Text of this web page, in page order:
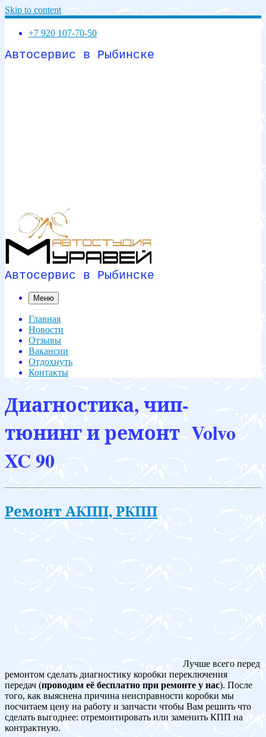
Skip to content
+7 920 107-70-50
Автосервис в Рыбинске
Автосервис в Рыбинске
Меню
Главная
Новости
Отзывы
Вакансии
Отдохнуть
Контакты
Диагностика, чип-
тюнинг и ремонт Volvo
XC 90
Ремонт АКПП, РКПП
Лучше всего перед
ремонтом сделать диагностику коробки переключения
передач (проводим её бесплатно при ремонте у нас). После
того, как выяснена причина неисправности коробки мы
посчитаем цену на работу и запчасти чтобы Вам решить что
сделать выгоднее: отремонтировать или заменить КПП на
контрактную.